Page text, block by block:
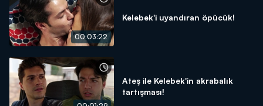
00:03:22
Kelebek'i uyandıran öpücük!
Ateş ile Kelebek'in akrabalık
tartışması!